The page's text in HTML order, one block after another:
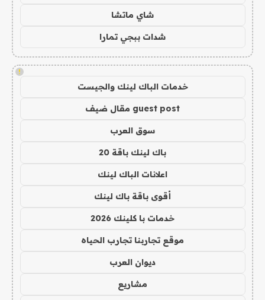
شاي ماتشا
شدات ببجي تمارا
!
خدمات الباك لينك والجيست
guest post مقال ضيف
سوق العرب
باك لينك باقة 20
اعلانات الباك لينك
أقوى باقة باك لينك
خدمات با كلينك 2026
موقع تجاربنا تجارب الحياه
ديوان العرب
مشاريع